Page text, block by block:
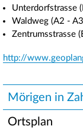
Unterdorfstrasse
Waldweg (A2 -
Zentrumsstrasse
http://
Unternavigation
Mörigen in
Ortsplan